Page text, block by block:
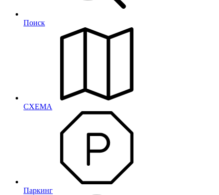
Поиск
СХЕМА
Паркинг